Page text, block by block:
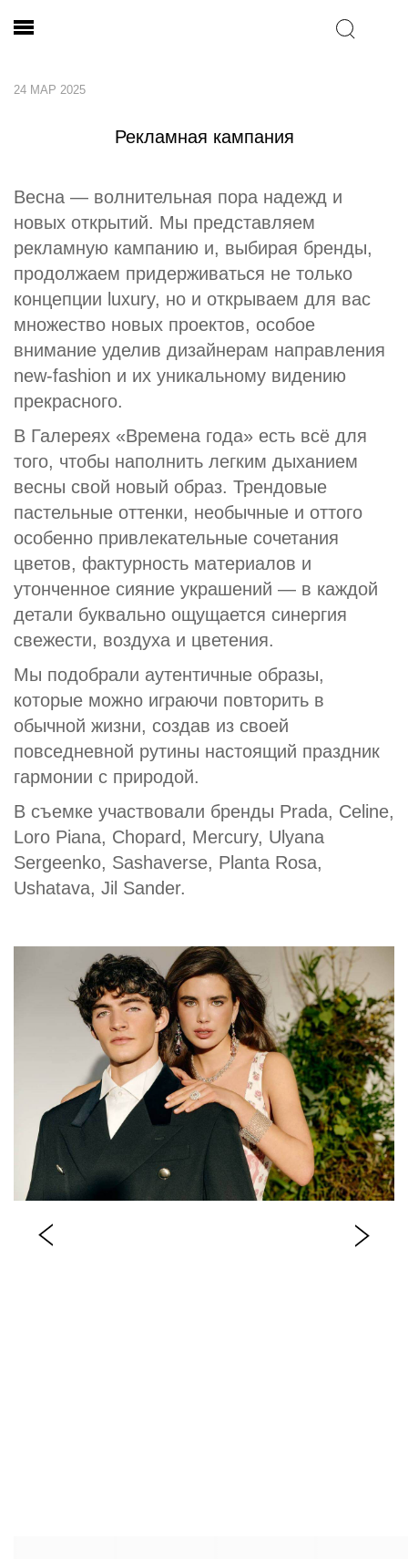
24 МАР 2025
Рекламная кампания
Весна — волнительная пора надежд и
новых открытий. Мы представляем
рекламную кампанию и, выбирая бренды,
продолжаем придерживаться не только
концепции luxury, но и открываем для вас
множество новых проектов, особое
внимание уделив дизайнерам направления
new-fashion и их уникальному видению
прекрасного.
В Галереях «Времена года» есть всё для
того, чтобы наполнить легким дыханием
весны свой новый образ. Трендовые
пастельные оттенки, необычные и оттого
особенно привлекательные сочетания
цветов, фактурность материалов и
утонченное сияние украшений — в каждой
детали буквально ощущается синергия
свежести, воздуха и цветения.
Мы подобрали аутентичные образы,
которые можно играючи повторить в
обычной жизни, создав из своей
повседневной рутины настоящий праздник
гармонии с природой.
В съемке участвовали бренды Prada, Celine,
Loro Piana, Chopard, Mercury, Ulyana
Sergeenko, Sashaverse, Planta Rosa,
Ushatava, Jil Sander.